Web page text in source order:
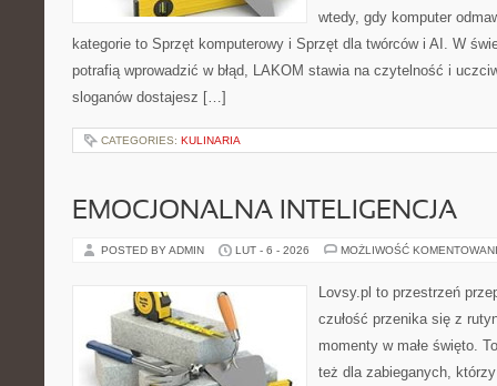
wtedy, gdy komputer
kategorie to Sprzęt komputerowy i Sprzęt dla twórców i AI. W
potrafią wprowadzić w błąd, LAKOM stawia na czytelność i
sloganów dostajesz […]
CATEGORIES: KULINARIA
EMOCJONALNA INTELIGENCJA
POSTED BY ADMIN LUT - 6 - 2026 MOŻLIWOŚĆ
Lovsy.pl to przestrzeń
czułość przenika się z
momenty w małe święto.
też dla zabieganych,